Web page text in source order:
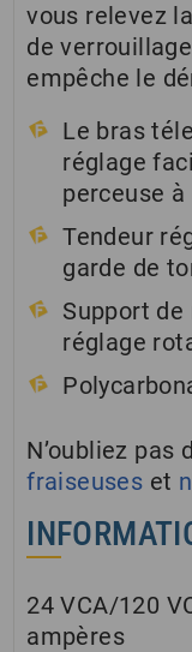
vous relevez
de
empêche le
Le bras
réglage
perceuse à
Tendeur
garde de
Support
réglage
N’oubliez pas
fraiseuses et
24 VCA/120
ampères